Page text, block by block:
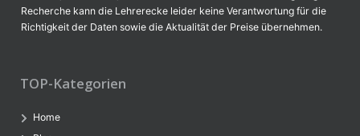
Recherche kann die Lehrerecke leider keine Verantwortung für die
Richtigkeit der Daten sowie die Aktualität der Preise übernehmen.
TOP-Kategorien
Home